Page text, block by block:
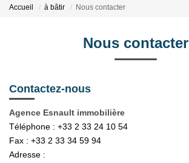
Nos Biens
ESTIMER
NOTRE AGENCE
Accueil à bâtir Nous contacter
Nous contacter
Contactez-nous
Agence Esnault immobilière
Téléphone : +33 2 33 24 10 54
Fax : +33 2 33 34 59 94
Adresse :